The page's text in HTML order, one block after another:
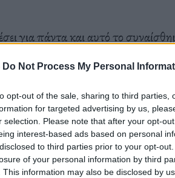
Do Not Process My Personal
opt-out of the sale, sharing to third parties,
for targeted advertising by us,
selection. Please note that after your opt-
interest-based ads based on personal
to third parties prior to your opt-
of your personal information by third
This information may also be disclosed by
για πάντα και αυτό το
που πρέπει να αποφασίσουμε
όταν (ο μοι γένοιτο)
κάθε τέλος δεν είναι ίδιο, ούτε
έντασης. Κοινώς, το να
στα χέρια μαζί του. Αφήστε
θα πρέπει να αποδεχθούμε τις